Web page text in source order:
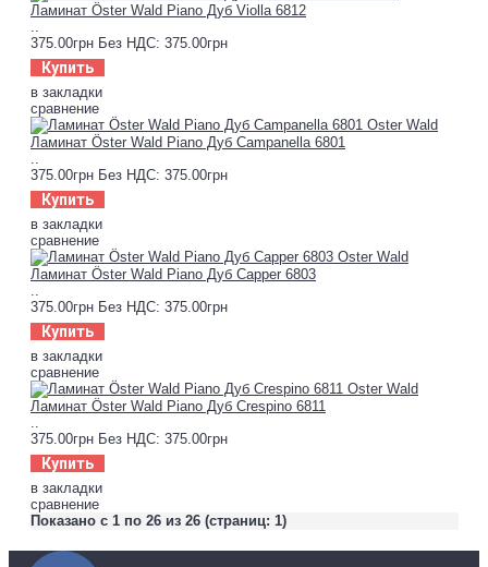
Ламинат Öster Wald Piano Дуб Violla 6812
375.00грн Без НДС: 375.00грн
Купить
в закладки
сравнение
Ламинат Öster Wald Piano Дуб Сampanella 6801
375.00грн Без НДС: 375.00грн
Купить
в закладки
сравнение
Ламинат Öster Wald Piano Дуб Сapper 6803
375.00грн Без НДС: 375.00грн
Купить
в закладки
сравнение
Ламинат Öster Wald Piano Дуб Сrespino 6811
375.00грн Без НДС: 375.00грн
Купить
в закладки
сравнение
Показано с 1 по 26 из 26 (страниц: 1)